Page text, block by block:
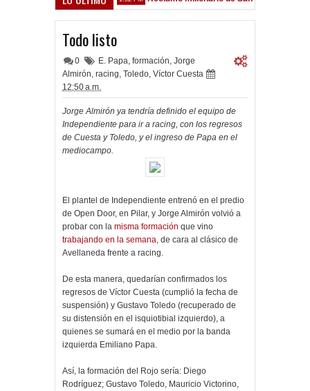
Todo listo
0 E. Papa, formación, Jorge
Almirón, racing, Toledo, Víctor Cuesta
12:50 a.m.
Jorge Almirón ya tendría definido el equipo de
Independiente para ir a racing, con los regresos
de Cuesta y Toledo, y el ingreso de Papa en el
mediocampo.
El plantel de Independiente entrenó en el predio
de Open Door, en Pilar, y Jorge Almirón volvió a
probar con la misma formación que vino
trabajando en la semana, de cara al clásico de
Avellaneda frente a racing.
De esta manera, quedarían confirmados los
regresos de Víctor Cuesta (cumplió la fecha de
suspensión) y Gustavo Toledo (recuperado de
su distensión en el isquiotibial izquierdo), a
quienes se sumará en el medio por la banda
izquierda Emiliano Papa.
Así, la formación del Rojo sería: Diego
Rodríguez; Gustavo Toledo, Mauricio Victorino,